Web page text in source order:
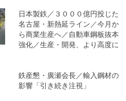
日本製鉄／３０００億円投じた
名古屋・新熱延ライン／今月か
ら商業生産へ／自動車鋼板抜本
強化／生産・開発、より高度に
鉄産懇・廣瀬会長／輸入鋼材の
影響「引き続き注視」